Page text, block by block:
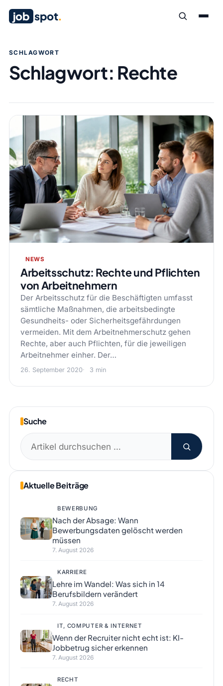
job spot.
SCHLAGWORT
Schlagwort: Rechte
NEWS
Arbeitsschutz: Rechte und Pflichten
von Arbeitnehmern
Der Arbeitsschutz für die Beschäftigten umfasst
sämtliche Maßnahmen, die arbeitsbedingte
Gesundheits- oder Sicherheitsgefährdungen
vermeiden. Mit dem Arbeitnehmerschutz gehen
Rechte, aber auch Pflichten, für die jeweiligen
Arbeitnehmer einher. Der…
26. September 2020 3 min
Suche
Suchen
nach:
Aktuelle Beiträge
BEWERBUNG
Nach der Absage: Wann
Bewerbungsdaten gelöscht werden
müssen
7. August 2026
KARRIERE
Lehre im Wandel: Was sich in 14
Berufsbildern verändert
7. August 2026
IT, COMPUTER & INTERNET
Wenn der Recruiter nicht echt ist: KI-
Jobbetrug sicher erkennen
7. August 2026
RECHT